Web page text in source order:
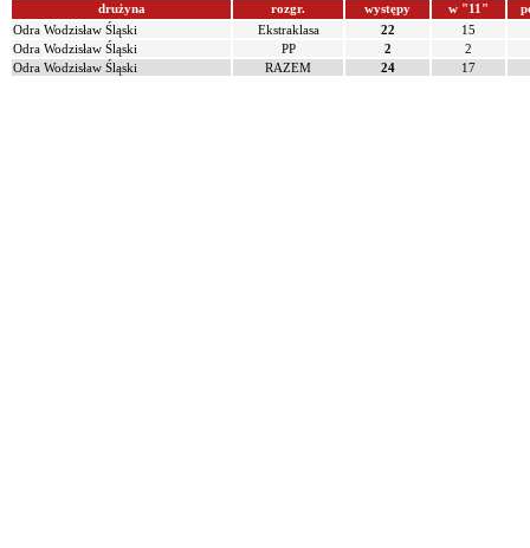
drużyna rozgr. występy w "11"
Odra Wodzisław Śląski
Ekstraklasa 22
15
Odra Wodzisław Śląski
PP 2
2
Odra Wodzisław Śląski
RAZEM 24 17